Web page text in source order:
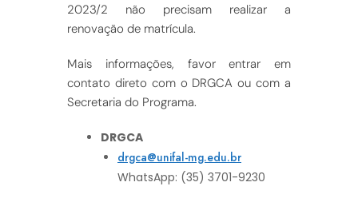
2023/2 não precisam realizar a
renovação de matrícula.
Mais informações, favor entrar em
contato direto com o DRGCA ou com a
Secretaria do Programa.
DRGCA
drgca@unifal-mg.edu.br
WhatsApp: (35) 3701-9230